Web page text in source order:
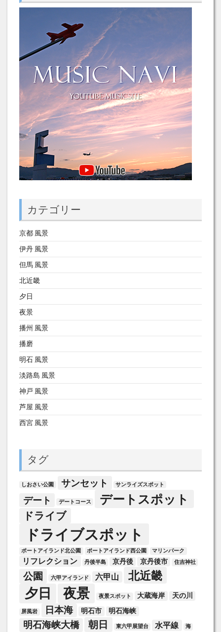
カテゴリー
京都 風景
伊丹 風景
但馬 風景
北近畿
夕日
夜景
播州 風景
播磨
明石 風景
淡路島 風景
神戸 風景
芦屋 風景
西宮 風景
タグ
しおさい公園 サンセット サンライズスポット
デート デートコース デートスポット
ドライブ
ドライブスポット
ポートアイランド北公園 ポートアイランド西公園 マリンパーク
リフレクション 丹後半島 京丹後 京丹後市 住吉神社
公園 六甲アイランド 六甲山 北近畿
夕日 夜景 夜景スポット 大蔵海岸 天の川
屏風岩 日本海 明石市 明石海峡
明石海峡大橋 朝日 東六甲展望台 水平線 海